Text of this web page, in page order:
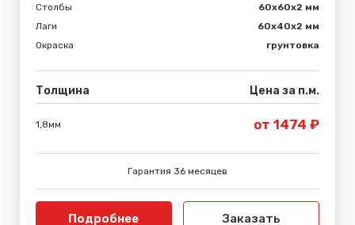
Столбы
60х60х2 мм
Лаги
60х40х2 мм
Окраска
грунтовка
Толщина Цена за п.м.
1,8мм от 1474 ₽
Гарантия 36 месяцев
Подробнее Заказать